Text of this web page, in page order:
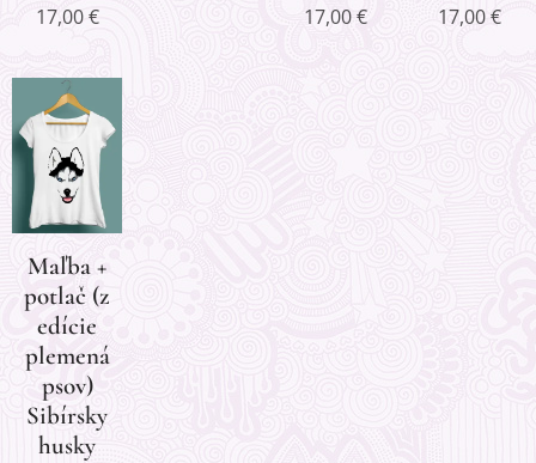
17,00€ 17,00€ 17,00€
Maľba +
potlač (z
edície
plemená
psov)
Sibírsky
husky